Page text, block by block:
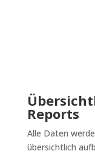
Reports
Alle Daten
übersichtlich